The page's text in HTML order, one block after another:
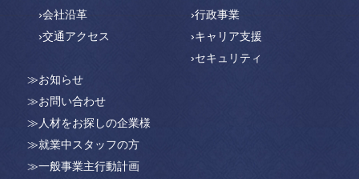
›会社沿革
›交通アクセス
›行政事業
›キャリア支援
›セキュリティ
≫お知らせ
≫お問い合わせ
≫人材をお探しの企業様
≫就業中スタッフの方
≫一般事業主行動計画